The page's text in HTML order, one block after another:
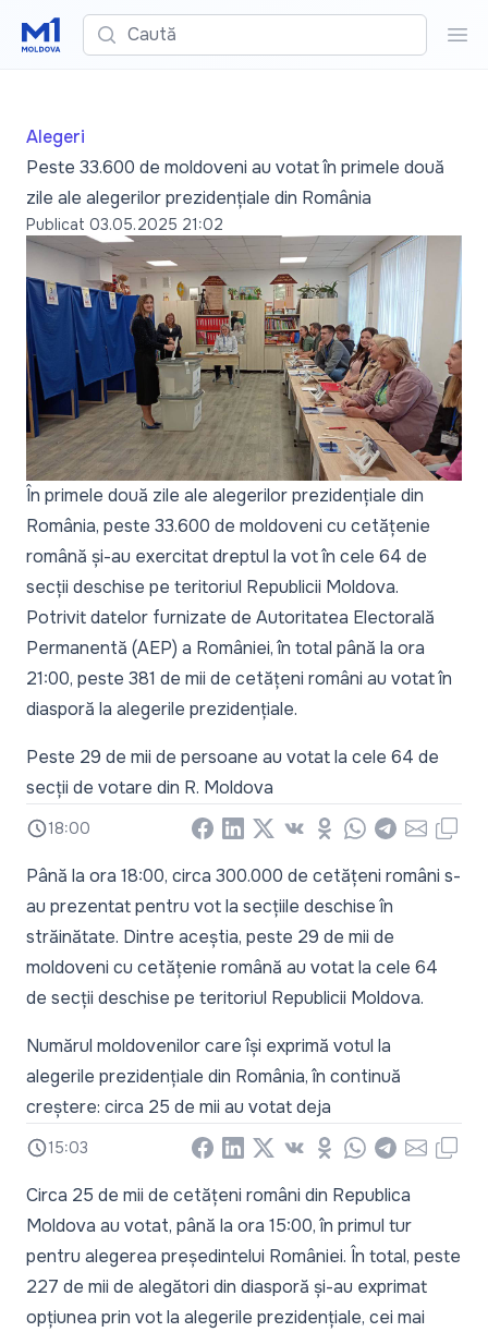
Caută
Alegeri
Peste 33.600 de moldoveni au votat în primele două
zile ale alegerilor prezidențiale din România
Publicat 03.05.2025 21:02
În primele două zile ale alegerilor prezidențiale din
România, peste 33.600 de moldoveni cu cetățenie
română și-au exercitat dreptul la vot în cele 64 de
secții deschise pe teritoriul Republicii Moldova.
Potrivit datelor furnizate de Autoritatea Electorală
Permanentă (AEP) a României, în total până la ora
21:00, peste 381 de mii de cetățeni români au votat în
diasporă la alegerile prezidențiale.
Peste 29 de mii de persoane au votat la cele 64 de
secții de votare din R. Moldova
18:00 Facebook
LinkedIn
X Vkontakte
Odnoklassniki
WhatsApp
Telegram
EmailCopy
Până la ora 18:00, circa 300.000 de cetățeni români s-
au prezentat pentru vot la secțiile deschise în
străinătate. Dintre aceștia, peste 29 de mii de
moldoveni cu cetățenie română au votat la cele 64
de secții deschise pe teritoriul Republicii Moldova.
Numărul moldovenilor care își exprimă votul la
alegerile prezidențiale din România, în continuă
creștere: circa 25 de mii au votat deja
15:03 Facebook
LinkedIn
X Vkontakte
Odnoklassniki
WhatsApp
Telegram
EmailCopy
Circa 25 de mii de cetățeni români din Republica
Moldova au votat, până la ora 15:00, în primul tur
pentru alegerea președintelui României. În total, peste
227 de mii de alegători din diasporă și-au exprimat
opțiunea prin vot la alegerile prezidențiale, cei mai